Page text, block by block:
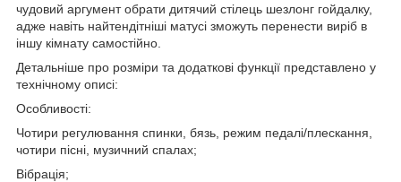
чудовий аргумент обрати дитячий стілець шезлонг гойдалку,
адже навіть найтендітніші матусі зможуть перенести виріб в
іншу кімнату самостійно.
Детальніше про розміри та додаткові функції представлено у
технічному описі:
Особливості:
Чотири регулювання спинки, бязь, режим педалі/плескання,
чотири пісні, музичний спалах;
Вібрація;